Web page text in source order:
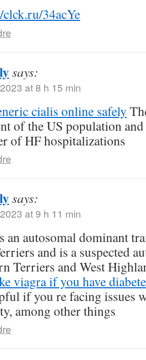
34acYe
says:
at 8 h 15 min
cialis online safely
of the US population
of HF hospitalizations
says:
at 9 h 11 min
an autosomal dominant
and is a suspected
Terriers and West
viagra if you have
if you re facing issues
among other things